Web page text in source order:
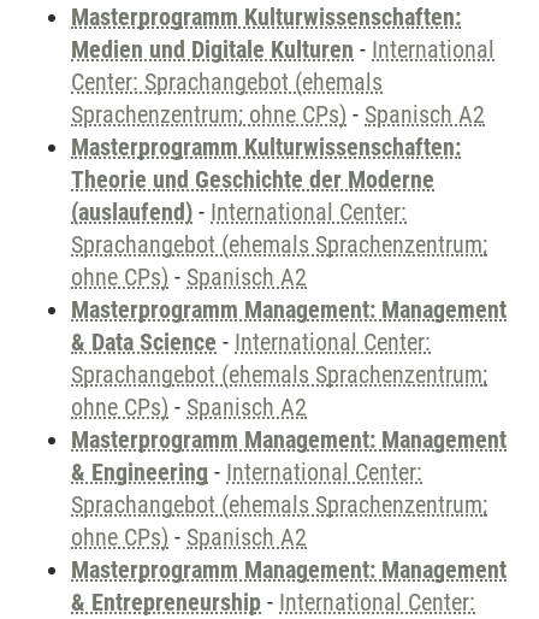
Masterprogramm Kulturwissenschaften:
Medien und Digitale Kulturen - International
Center: Sprachangebot (ehemals
Sprachenzentrum; ohne CPs) - Spanisch A2
Masterprogramm Kulturwissenschaften:
Theorie und Geschichte der Moderne
(auslaufend) - International Center:
Sprachangebot (ehemals Sprachenzentrum;
ohne CPs) - Spanisch A2
Masterprogramm Management: Management
& Data Science - International Center:
Sprachangebot (ehemals Sprachenzentrum;
ohne CPs) - Spanisch A2
Masterprogramm Management: Management
& Engineering - International Center:
Sprachangebot (ehemals Sprachenzentrum;
ohne CPs) - Spanisch A2
Masterprogramm Management: Management
& Entrepreneurship - International Center: